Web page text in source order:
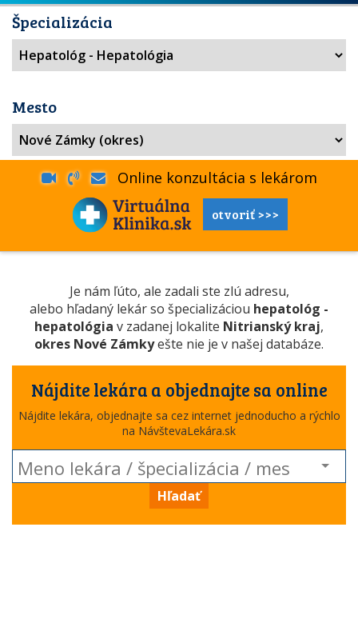
Špecializácia
Mesto
Online konzultácia s lekárom
otvoriť >>>
Je nám ľúto, ale zadali ste zlú adresu,
alebo hľadaný lekár so špecializáciou hepatológ -
hepatológia v zadanej lokalite Nitrianský kraj,
okres Nové Zámkyešte nie je v našej databáze.
Nájdite lekára a objednajte sa online
Nájdite lekára, objednajte sa cez internet jednoducho a rýchlo
na NávštevaLekára.sk
Hľadať